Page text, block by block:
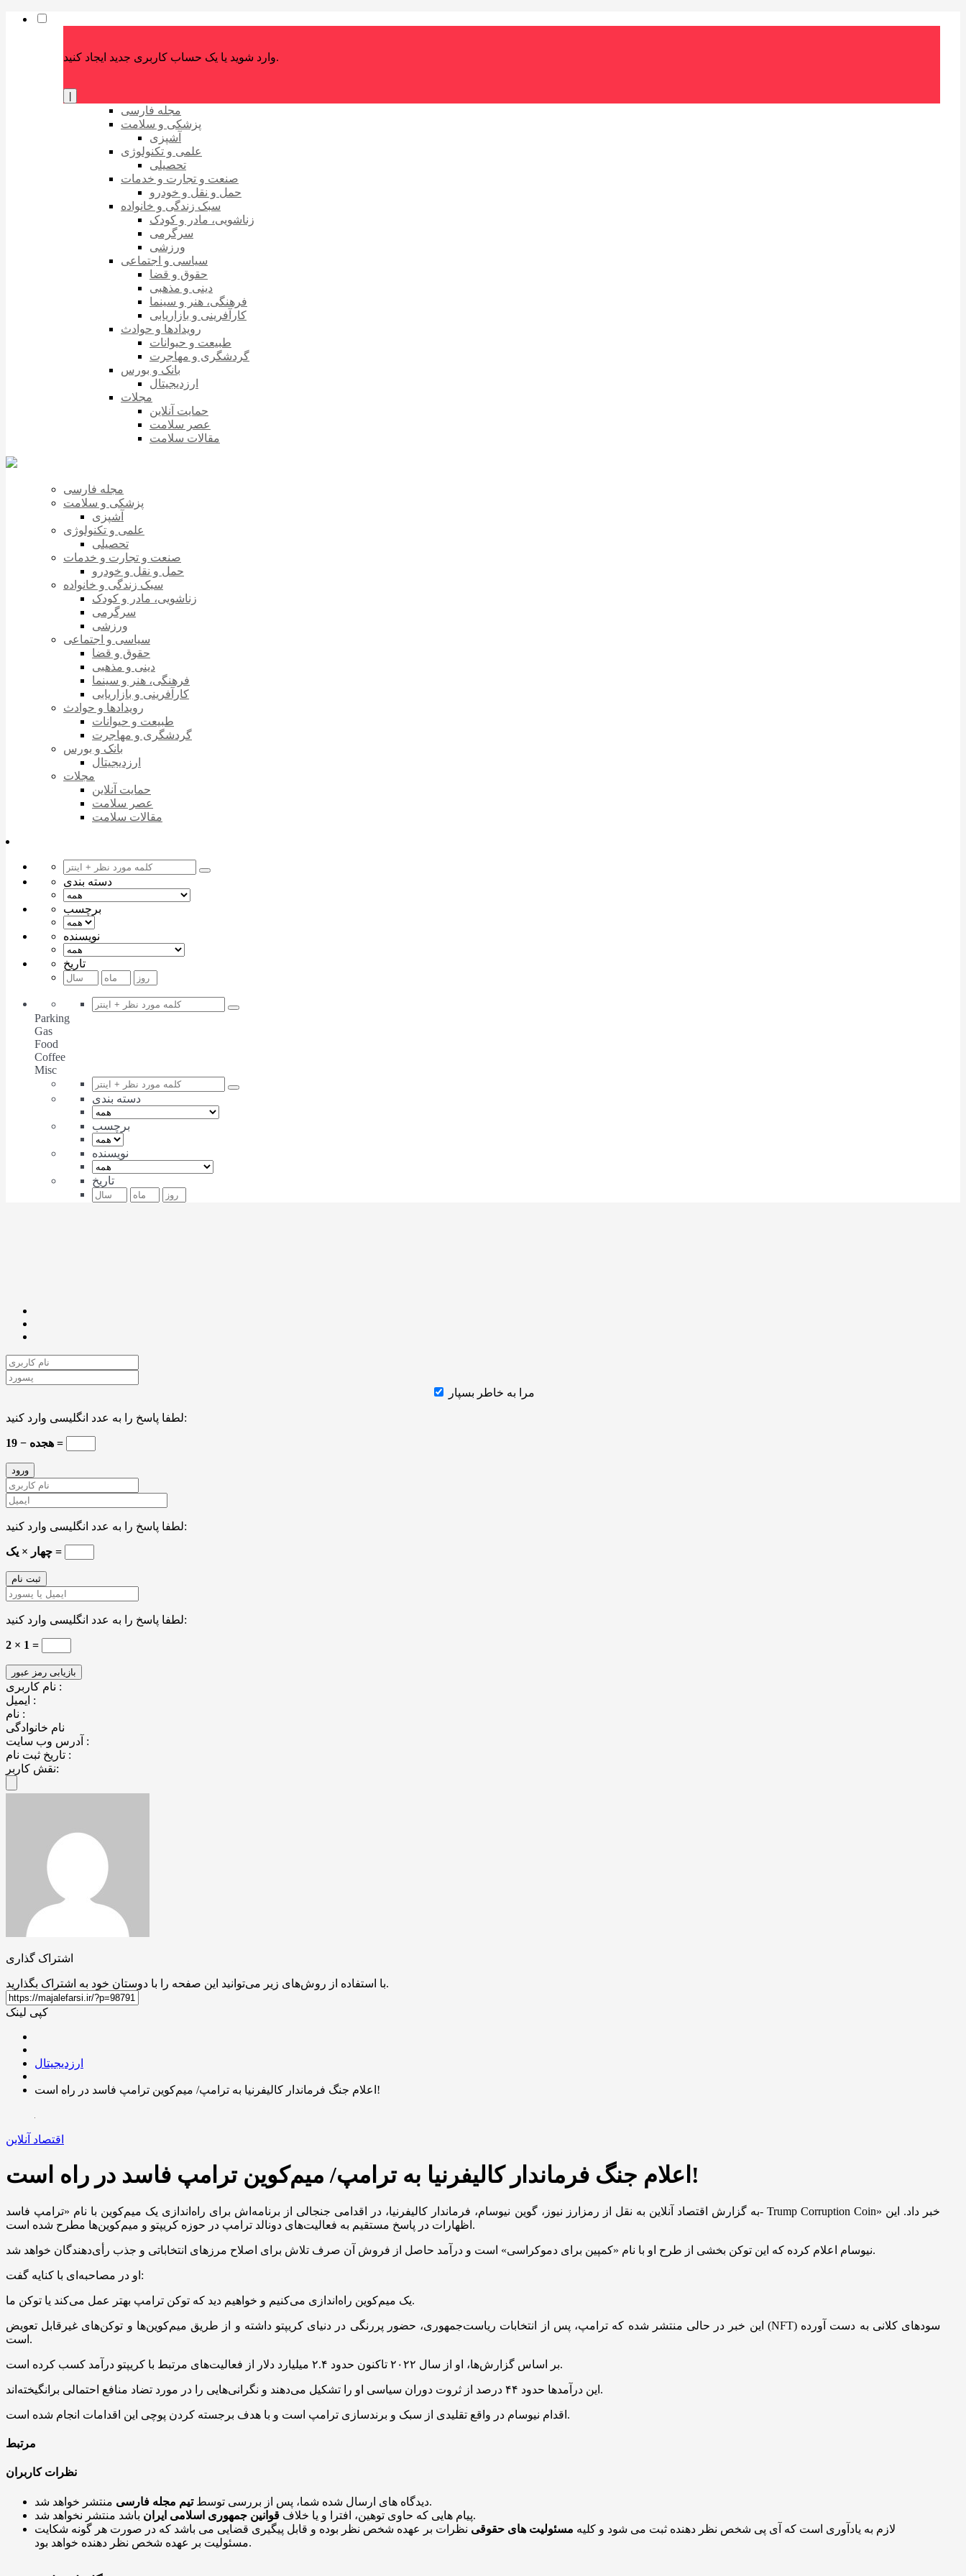
وارد شوید یا یک حساب کاربری جدید ایجاد کنید.
مجله فارسی
پزشکی و سلامت
آشپزی
علمی و تکنولوژی
تحصیلی
صنعت و تجارت و خدمات
حمل و نقل و خودرو
سبک زندگی و خانواده
زناشویی، مادر و کودک
سرگرمی
ورزشی
سیاسی و اجتماعی
حقوق و قضا
دینی و مذهبی
فرهنگی، هنر و سینما
کارآفرینی و بازاریابی
رویدادها و حوادث
طبیعت و حیوانات
گردشگری و مهاجرت
بانک و بورس
ارزدیجیتال
مجلات
حمایت آنلاین
عصر سلامت
مقالات سلامت
مجله فارسی
پزشکی و سلامت
آشپزی
علمی و تکنولوژی
تحصیلی
صنعت و تجارت و خدمات
حمل و نقل و خودرو
سبک زندگی و خانواده
زناشویی، مادر و کودک
سرگرمی
ورزشی
سیاسی و اجتماعی
حقوق و قضا
دینی و مذهبی
فرهنگی، هنر و سینما
کارآفرینی و بازاریابی
رویدادها و حوادث
طبیعت و حیوانات
گردشگری و مهاجرت
بانک و بورس
ارزدیجیتال
مجلات
حمایت آنلاین
عصر سلامت
مقالات سلامت
دسته بندی
برچسب
نویسنده
تاریخ
Parking
Gas
Food
Coffee
Misc
دسته بندی
برچسب
نویسنده
تاریخ
مرا به خاطر بسپار
لطفا پاسخ را به عدد انگلیسی وارد کنید:
19 − هجده =
لطفا پاسخ را به عدد انگلیسی وارد کنید:
چهار × یک =
لطفا پاسخ را به عدد انگلیسی وارد کنید:
2 × 1 =
نام کاربری :
ایمیل :
نام :
نام خانوادگی
آدرس وب سایت :
تاریخ ثبت نام :
نقش کاربر:
اشتراک گذاری
با استفاده از روش‌های زیر می‌توانید این صفحه را با دوستان خود به اشتراک بگذارید.
کپی لینک
ارزدیجیتال
اعلام جنگ فرماندار کالیفرنیا به ترامپ/ میم‌کوین ترامپ فاسد در راه است!
اقتصاد آنلاین
اعلام جنگ فرماندار کالیفرنیا به ترامپ/ میم‌کوین ترامپ فاسد در راه است!
به گزارش اقتصاد آنلاین به نقل از رمزارز نیوز، گوین نیوسام، فرماندار کالیفرنیا، در اقدامی جنجالی از برنامه‌اش برای راه‌اندازی یک میم‌کوین با نام «ترامپ فاسد- Trump Corruption Coin» خبر داد. این
اظهارات در پاسخ مستقیم به فعالیت‌های دونالد ترامپ در حوزه کریپتو و میم‌کوین‌ها مطرح شده است.
نیوسام اعلام کرده که این توکن بخشی از طرح او با نام «کمپین برای دموکراسی» است و درآمد حاصل از فروش آن صرف تلاش برای اصلاح مرز‌های انتخاباتی و جذب رأی‌دهندگان خواهد شد.
او در مصاحبه‌ای با کنایه گفت:
یک میم‌کوین راه‌اندازی می‌کنیم و خواهیم دید که توکن ترامپ بهتر عمل می‌کند یا توکن ما.
این خبر در حالی منتشر شده که ترامپ، پس از انتخابات ریاست‌جمهوری، حضور پررنگی در دنیای کریپتو داشته و از طریق میم‌کوین‌ها و توکن‌های غیرقابل تعویض (NFT) سود‌های کلانی به دست آورده
است.
بر اساس گزارش‌ها، او از سال ۲۰۲۲ تاکنون حدود ۲.۴ میلیارد دلار از فعالیت‌های مرتبط با کریپتو درآمد کسب کرده است.
این درآمد‌ها حدود ۴۴ درصد از ثروت دوران سیاسی او را تشکیل می‌دهند و نگرانی‌هایی را در مورد تضاد منافع احتمالی برانگیخته‌اند.
اقدام نیوسام در واقع تقلیدی از سبک و برندسازی ترامپ است و با هدف برجسته کردن پوچی این اقدامات انجام شده است.
مرتبط
نظرات کاربران
دیدگاه های ارسال شده شما، پس از بررسی توسطتیم مجله فارسی
منتشر خواهد شد.
پیام هایی که حاوی توهین، افترا و یا خلاف قوانین جمهوری اسلامی ایران
باشد منتشر نخواهد شد.
لازم به یادآوری است که آی پی شخص نظر دهنده ثبت می شود و کلیه مسئولیت های حقوقی نظرات بر عهده شخص نظر بوده و قابل پیگیری قضایی می باشد که در صورت هر گونه شکایت
مسئولیت بر عهده شخص نظر دهنده خواهد بود.